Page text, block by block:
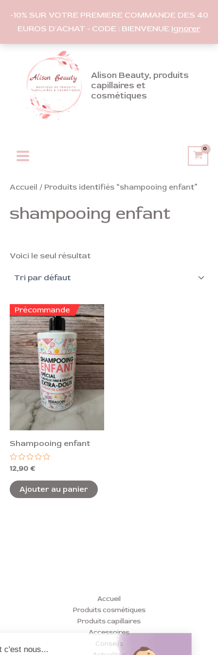
-10% SUR VOTRE PREMIERE COMMANDE DES 40
EUROS D'ACHAT - CODE : BIENVENUE Ignorer
Aller
Alison Beauty, produits
capillaires et
cosmétiques
Main
Accueil / Produits identifiés “shampooing enfant”
shampooing enfant
Voici le seul résultat
Précommande
Shampooing enfant
Note
sur
5
12,90 €
Ajouter au panier
Accueil
Produits cosmétiques
Produits capillaires
Accessoires
Conseils